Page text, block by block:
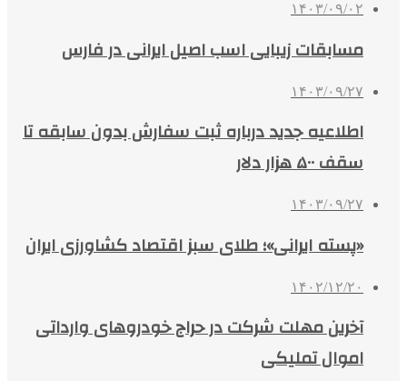
۱۴۰۳/۰۹/۰۲
مسابقات زیبایی اسب اصیل ایرانی در فارس
۱۴۰۳/۰۹/۲۷
اطلاعیه جدید درباره ثبت سفارش بدون سابقه تا
سقف ۵۰۰ هزار دلار
۱۴۰۳/۰۹/۲۷
«پسته ایرانی»؛ طلای سبز اقتصاد کشاورزی ایران
۱۴۰۲/۱۲/۲۰
آخرین مهلت شرکت در حراج خودروهای وارداتی
اموال تملیکی